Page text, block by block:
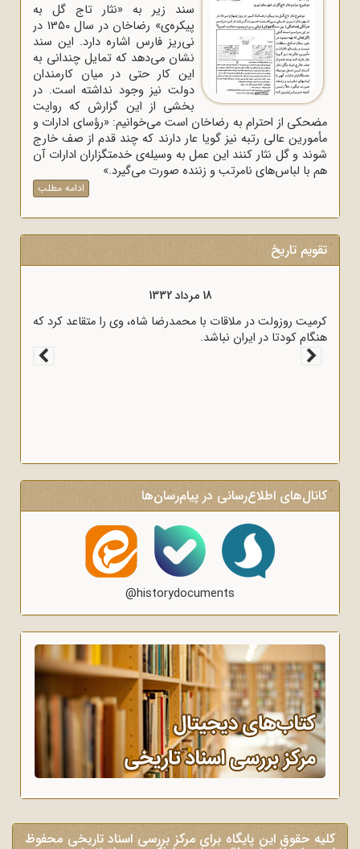
سند زیر به «نثار تاج گل به
پیکره‌ی» رضاخان در سال 1350 در
نی‌ریز فارس اشاره دارد. این سند
نشان می‌دهد که تمایل چندانی به
این کار حتی در میان کارمندان
دولت نیز وجود نداشته است. در
بخشی از این گزارش که روایت
مضحکی از احترام به رضاخان است می‌خوانیم: «رؤسای ادارات و
مأمورین عالی رتبه نیز گویا عار دارند که چند قدم از صف خارج
شوند و گل نثار کنند این عمل به وسیله‌ی خدمتگزاران ادارات آن
هم با لباس‌های نامرتب و زننده صورت می‌گیرد.»
ادامه مطلب
تقویم تاریخ
18 مرداد 1332
کرمیت روزولت در ملاقات با محمدرضا شاه، وی را متقاعد کرد که
هنگام کودتا در ایران نباشد.
کانال‌های اطلاع‌رسانی در پیام‌رسان‌ها
@historydocuments
کلیه حقوق این پایگاه برای مرکز بررسی اسناد تاریخی محفوظ